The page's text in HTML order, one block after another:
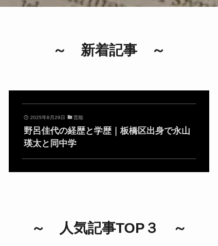
～ 新着記事 ～
2025年8月29日 芸能
野呂佳代の経歴と学歴｜板橋区出身で永山
瑛太と同中学
～ 人気記事TOP３ ～